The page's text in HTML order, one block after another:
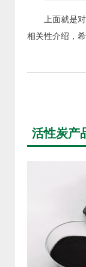
上面就是
相关性介绍，
活性炭产